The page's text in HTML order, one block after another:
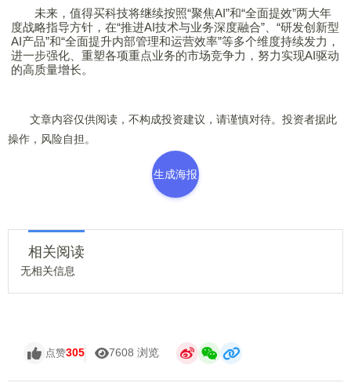
未来， 值得买科技将继续按照“聚焦AI”和“全面提效”两大年
度战略指导方针，在“推进AI技术与业务深度融合”、“研发创新型
AI产品”和“全面提升内部管理和运营效率”等多个维度持续发力，
进一步强化、重塑各项重点业务的市场竞争力，努力实现AI驱动
的高质量增长。
文章内容仅供阅读，不构成投资建议，请谨慎对待。投资者据此
操作，风险自担。
生成海报
相关阅读
无相关信息
点赞305 7608 浏览